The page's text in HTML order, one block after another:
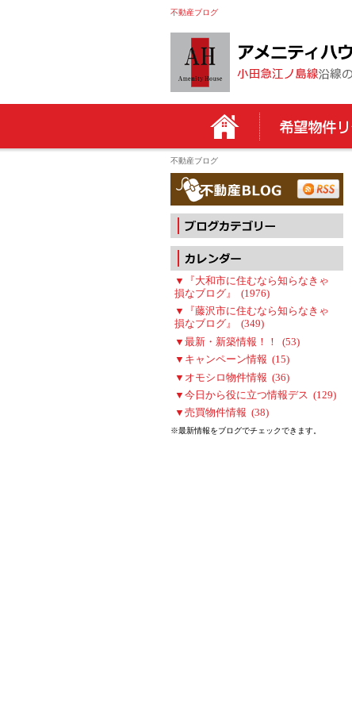
不動産ブログ
不動産ブログ
▼『大和市に住むなら知らなきゃ
損なブログ』 (1976)
▼『藤沢市に住むなら知らなきゃ
損なブログ』 (349)
▼最新・新築情報！！ (53)
▼キャンペーン情報 (15)
▼オモシロ物件情報 (36)
▼今日から役に立つ情報デス (129)
▼売買物件情報 (38)
※最新情報をブログでチェックできます。